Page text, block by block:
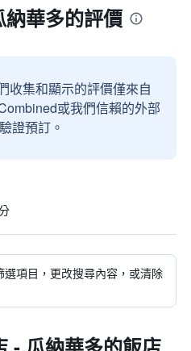
華多的評價
收集和顯示的評價僅來自
或我們信賴的外部
證預訂。
項目，更改搜尋內容，或清除